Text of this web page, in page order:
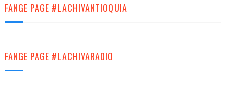
FANGE PAGE #LACHIVANTIOQUIA
FANGE PAGE #LACHIVARADIO